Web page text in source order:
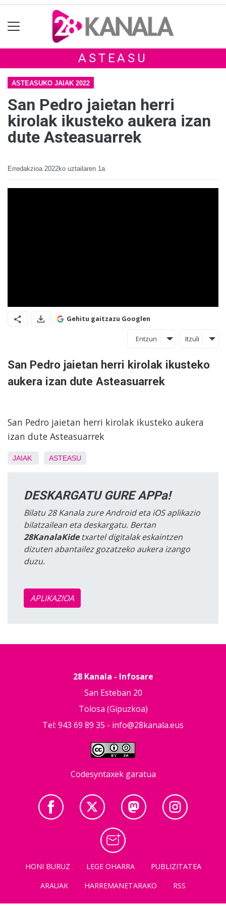
ASTEASU
ASTEASUKO JAIAK 2022
San Pedro jaietan herri
kirolak ikusteko aukera izan
dute Asteasuarrek
Erredakzioa 2022ko uztailaren 1a
Gehitu gaitzazu Googlen
Entzun Itzuli
San Pedro jaietan herri kirolak ikusteko
aukera izan dute Asteasuarrek
San Pedro jaietan herri kirolak ikusteko aukera
izan dute Asteasuarrek
JAIAK ASTEASU
DESKARGATU GURE APPa!
Bilatu 28 Kanala zure Android eta iOS aplikazio
bilatzailean eta deskargatu. Bertan
28KanalaKidetxartel digitalak eskaintzen
dizuten abantailez gozatzeko aukera izango
duzu.
APLIKAZIOA
28 Kanala - Infosare
San Esteban 20
Tolosa (Gipuzkoa)
Tel: 943 69 89 35 - info@28kanala.eus
Codesyntaxek garatua
HONI BURUZ LEGE OHARRA
PUBLIZITATEA
ARAUAK
HARREMANETARAKO RSS